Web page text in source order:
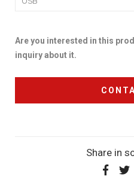
Are you interested in this
inquiry about it.
Share in